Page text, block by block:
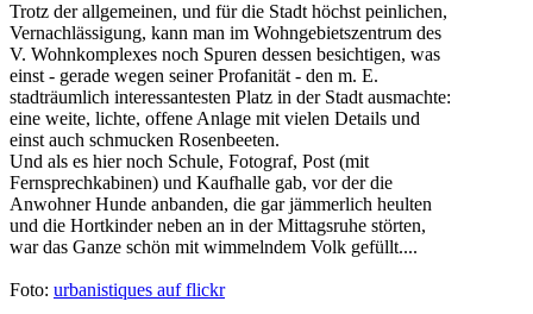
Trotz der allgemeinen, und für die Stadt höchst peinlichen,
Vernachlässigung, kann man im Wohngebietszentrum des
V. Wohnkomplexes noch Spuren dessen besichtigen, was
einst - gerade wegen seiner Profanität - den m. E.
stadträumlich interessantesten Platz in der Stadt ausmachte:
eine weite, lichte, offene Anlage mit vielen Details und
einst auch schmucken Rosenbeeten.
Und als es hier noch Schule, Fotograf, Post (mit
Fernsprechkabinen) und Kaufhalle gab, vor der die
Anwohner Hunde anbanden, die gar jämmerlich heulten
und die Hortkinder neben an in der Mittagsruhe störten,
war das Ganze schön mit wimmelndem Volk gefüllt....
Foto: urbanistiques auf flickr